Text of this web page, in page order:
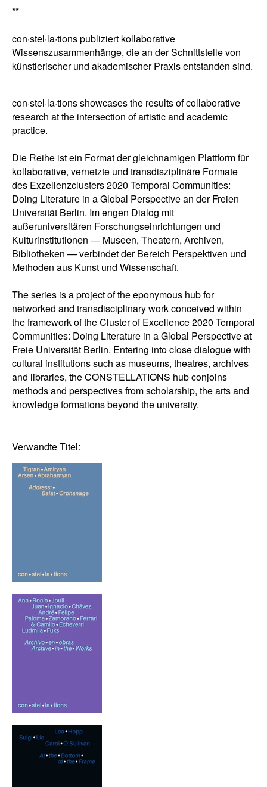
**
con·stel·la·tions publiziert kollaborative
Wissenszusammenhänge, die an der Schnittstelle von
künstlerischer und akademischer Praxis entstanden sind.
con·stel·la·tions showcases the results of collaborative
research at the intersection of artistic and academic
practice.
Die Reihe ist ein Format der gleichnamigen Plattform für
kollaborative, vernetzte und transdisziplinäre Formate
des Exzellenzclusters 2020 Temporal Communities:
Doing Literature in a Global Perspective an der Freien
Universität Berlin. Im engen Dialog mit
außeruniversitären Forschungseinrichtungen und
Kulturinstitutionen — Museen, Theatern, Archiven,
Bibliotheken — verbindet der Bereich Perspektiven und
Methoden aus Kunst und Wissenschaft.
The series is a project of the eponymous hub for
networked and transdisciplinary work conceived within
the framework of the Cluster of Excellence 2020 Temporal
Communities: Doing Literature in a Global Perspective at
Freie Universität Berlin. Entering into close dialogue with
cultural institutions such as museums, theatres, archives
and libraries, the CONSTELLATIONS hub conjoins
methods and perspectives from scholarship, the arts and
knowledge formations beyond the university.
Verwandte Titel: